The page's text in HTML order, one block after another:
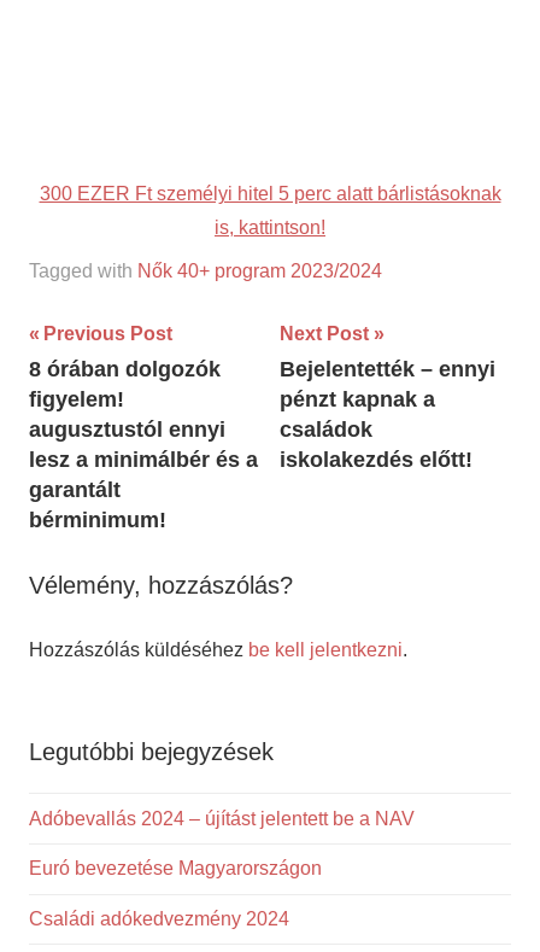
300 EZER Ft személyi hitel 5 perc alatt bárlistásoknak
is, kattintson!
Tagged with Nők 40+ program 2023/2024
Bejegyzés
navigáció
Previous Post
8 órában dolgozók
figyelem!
augusztustól ennyi
lesz a minimálbér és a
garantált
bérminimum!
Next Post
Bejelentették – ennyi
pénzt kapnak a
családok
iskolakezdés előtt!
Vélemény, hozzászólás?
Hozzászólás küldéséhez be kell jelentkezni.
Legutóbbi bejegyzések
Adóbevallás 2024 – újítást jelentett be a NAV
Euró bevezetése Magyarországon
Családi adókedvezmény 2024